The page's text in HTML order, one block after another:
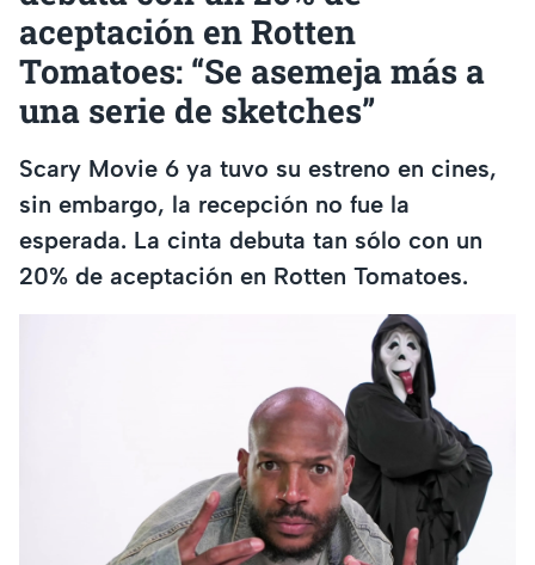
aceptación en Rotten
Tomatoes: “Se asemeja más a
una serie de sketches”
Scary Movie 6 ya tuvo su estreno en cines,
sin embargo, la recepción no fue la
esperada. La cinta debuta tan sólo con un
20% de aceptación en Rotten Tomatoes.